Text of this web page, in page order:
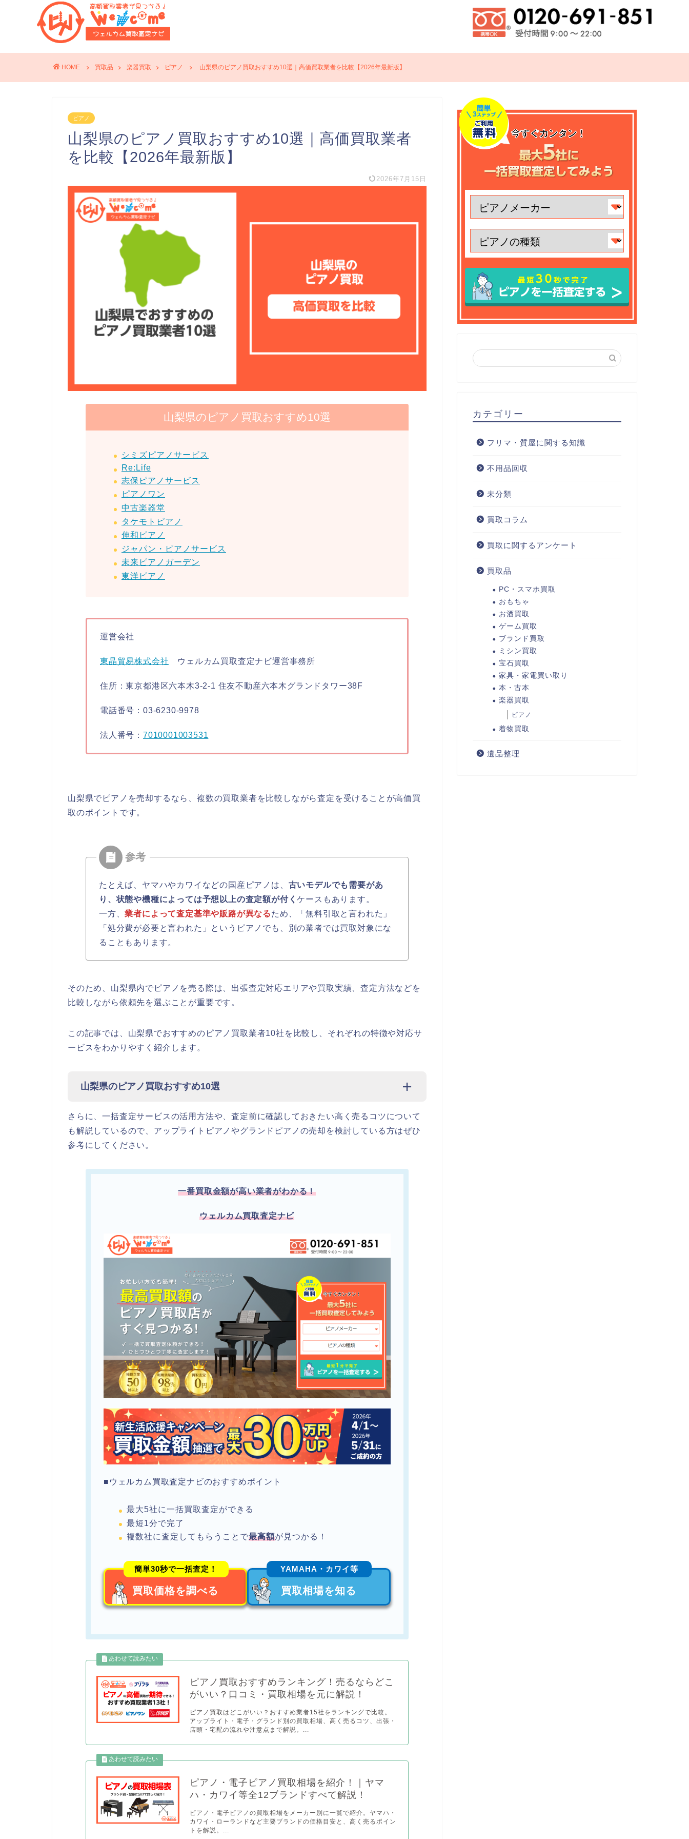
HOME 買取品 楽器買取 ピアノ 山梨県のピアノ買取おすすめ10選｜高価買取業者を比較【2026年最新版】
ピアノ
山梨県のピアノ買取おすすめ10選｜高価買取業者
を比較【2026年最新版】
2026年7月15日
山梨県のピアノ買取おすすめ10選
シミズピアノサービス
Re:Life
志保ピアノサービス
ピアノワン
中古楽器堂
タケモトピアノ
伸和ピアノ
ジャパン・ピアノサービス
未来ピアノガーデン
東洋ピアノ
運営会社
東晶貿易株式会社 ウェルカム買取査定ナビ運営事務所
住所：東京都港区六本木3-2-1 住友不動産六本木グランドタワー38F
電話番号：03-6230-9978
法人番号： 7010001003531
山梨県でピアノを売却するなら、複数の買取業者を比較しながら査定を受けることが高価買
取のポイントです。
たとえば、ヤマハやカワイなどの国産ピアノは、 古いモデルでも需要があ
り、状態や機種によっては予想以上の査定額が付くケースもあります。
一方、業者によって査定基準や販路が異なるため、「無料引取と言われた」
「処分費が必要と言われた」というピアノでも、別の業者では買取対象にな
ることもあります。
そのため、山梨県内でピアノを売る際は、出張査定対応エリアや買取実績、査定方法などを
比較しながら依頼先を選ぶことが重要です。
この記事では、山梨県でおすすめのピアノ買取業者10社を比較し、それぞれの特徴や対応サ
ービスをわかりやすく紹介します。
山梨県のピアノ買取おすすめ10選
さらに、一括査定サービスの活用方法や、査定前に確認しておきたい高く売るコツについて
も解説しているので、アップライトピアノやグランドピアノの売却を検討している方はぜひ
参考にしてください。
一番買取金額が高い業者がわかる！
ウェルカム買取査定ナビ
■ウェルカム買取査定ナビのおすすめポイント
最大5社に一括買取査定ができる
最短1分で完了
複数社に査定してもらうことで最高額が見つかる！
簡単30秒で一括査定！
買取価格を調べる
YAMAHA・カワイ等
買取相場を知る
ピアノ買取おすすめランキング！売るならどこ
がいい？口コミ・買取相場を元に解説！
ピアノ買取はどこがいい？おすすめ業者15社をランキングで比較。
アップライト・電子・グランド別の買取相場、高く売るコツ、出張・
店頭・宅配の流れや注意点まで解説。...
ピアノ・電子ピアノ買取相場を紹介！｜ヤマ
ハ・カワイ等全12ブランドすべて解説！
ピアノ・電子ピアノの買取相場をメーカー別に一覧で紹介。ヤマハ・
カワイ・ローランドなど主要ブランドの価格目安と、高く売るポイン
トを解説。...
カテゴリー
フリマ・質屋に関する知識
不用品回収
未分類
買取コラム
買取に関するアンケート
買取品
PC・スマホ買取
おもちゃ
お酒買取
ゲーム買取
ブランド買取
ミシン買取
宝石買取
家具・家電買い取り
本・古本
楽器買取
ピアノ
着物買取
遺品整理